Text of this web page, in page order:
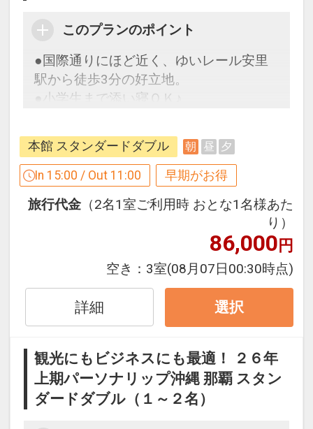
ここがポイント！
●離島への発着に便利な泊港まで徒歩約
１分！
国立公園に指定された慶良間（けらま）
諸島へのアクセスに便利な港が近く、
●モノレール「美栄橋（みえばし）駅」
より徒歩約５分！
橋（みえばし）駅」よりほど近く
●最上階大浴場「人工ラジウム温泉」完
備！
疲労回復や肩こり、冷え性などの効能あ
り！旅疲れの体には嬉しい♪
設定期間：2026年4月1日～2026年11月
このプランのポイント
●国際通りにほど近く、ゆいレール安里
駅から徒歩3分の好立地。
●小学生まで添い寝ＯＫ♪
【９０日前までの申込がお得】早期申込
割引がございます
ご宿泊の９０日前までにお申し込みにな
１泊につきおひとり様１，０００円引
※早期申込期間を過ぎてからの変更（人
数の内訳・客室タイプ・食事条件・プラ
ン・氏名・人員・泊数の増減等の変更）
があった場合、早期申込割引は適用され
ません。
※割引適用後のご旅行代金は、カレンダ
ーからお進みいただいた後表示される
「空室照会結果確認画面」でご確認くだ
本館 スタンダードダブル 朝 昼 夕
In 15:00 / Out 11:00 早期がお得
旅行代金 （2名1室ご利用時 おとな1名様あた
り）
86,000円
空き： 3室(08月07日00:30時点)
詳細 選択
観光にもビジネスにも最適！ ２６年
上期パーソナリップ沖縄 那覇 スタン
ダードダブル（１～２名）